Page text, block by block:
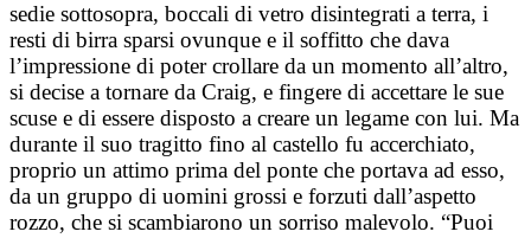
sedie sottosopra, boccali di vetro disintegrati a terra, i
resti di birra sparsi ovunque e il soffitto che dava
l’impressione di poter crollare da un momento all’altro,
si decise a tornare da Craig, e fingere di accettare le sue
scuse e di essere disposto a creare un legame con lui. Ma
durante il suo tragitto fino al castello fu accerchiato,
proprio un attimo prima del ponte che portava ad esso,
da un gruppo di uomini grossi e forzuti dall’aspetto
rozzo, che si scambiarono un sorriso malevolo. “Puoi